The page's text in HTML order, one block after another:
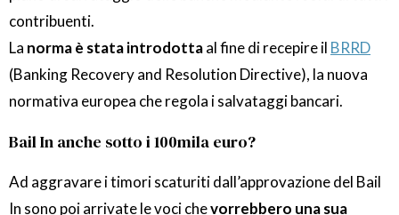
contribuenti.
La norma è stata introdottaal fine di recepire il BRRD
(Banking Recovery and Resolution Directive), la nuova
normativa europea che regola i salvataggi bancari.
Bail In anche sotto i 100mila euro?
Ad aggravare i timori scaturiti dall’approvazione del Bail
In sono poi arrivate le voci chevorrebbero una sua